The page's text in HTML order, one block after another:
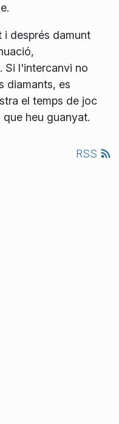
i després damunt
Si l'intercanvi no
diamants, es
el temps de joc
heu guanyat.
RSS